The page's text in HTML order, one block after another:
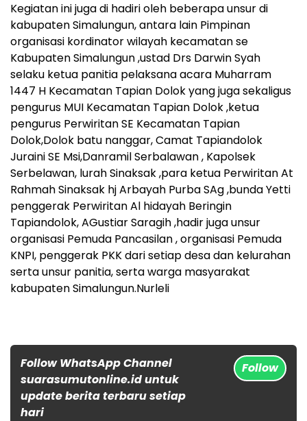
Kegiatan ini juga di hadiri oleh beberapa unsur di
kabupaten Simalungun, antara lain Pimpinan
organisasi kordinator wilayah kecamatan se
Kabupaten Simalungun ,ustad Drs Darwin Syah
selaku ketua panitia pelaksana acara Muharram
1447 H Kecamatan Tapian Dolok yang juga sekaligus
pengurus MUI Kecamatan Tapian Dolok ,ketua
pengurus Perwiritan SE Kecamatan Tapian
Dolok,Dolok batu nanggar, Camat Tapiandolok
Juraini SE Msi,Danramil Serbalawan , Kapolsek
Serbelawan, lurah Sinaksak ,para ketua Perwiritan At
Rahmah Sinaksak hj Arbayah Purba SAg ,bunda Yetti
penggerak Perwiritan Al hidayah Beringin
Tapiandolok, AGustiar Saragih ,hadir juga unsur
organisasi Pemuda Pancasilan , organisasi Pemuda
KNPI, penggerak PKK dari setiap desa dan kelurahan
serta unsur panitia, serta warga masyarakat
kabupaten Simalungun.Nurleli
Follow WhatsApp Channel
suarasumutonline.id untuk
update berita terbaru setiap
hari
Follow